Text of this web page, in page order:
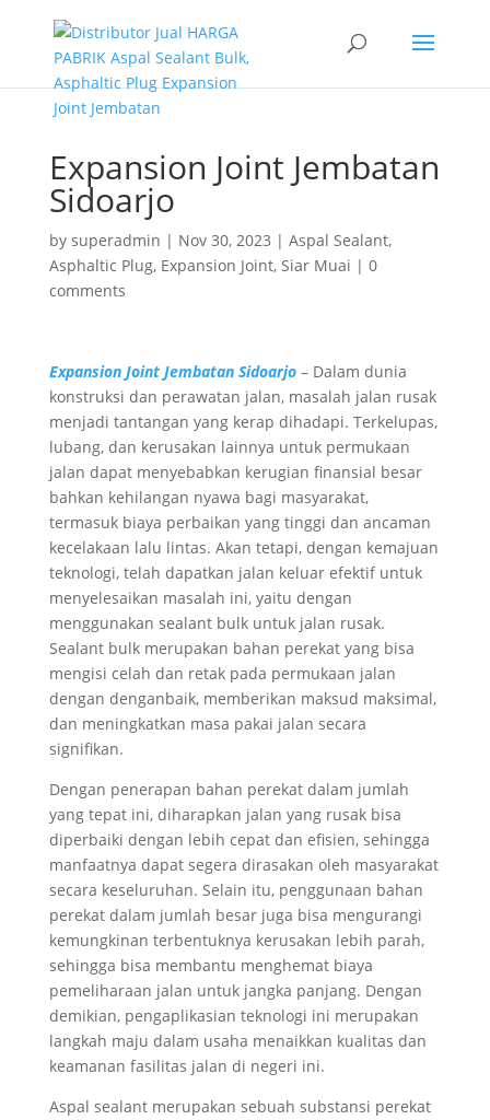
Expansion Joint Jembatan
Sidoarjo
by superadmin | Nov 30, 2023 | Aspal Sealant,
Asphaltic Plug, Expansion Joint, Siar Muai | 0
comments
Expansion Joint Jembatan Sidoarjo– Dalam dunia
konstruksi dan perawatan jalan, masalah jalan rusak
menjadi tantangan yang kerap dihadapi. Terkelupas,
lubang, dan kerusakan lainnya untuk permukaan
jalan dapat menyebabkan kerugian finansial besar
bahkan kehilangan nyawa bagi masyarakat,
termasuk biaya perbaikan yang tinggi dan ancaman
kecelakaan lalu lintas. Akan tetapi, dengan kemajuan
teknologi, telah dapatkan jalan keluar efektif untuk
menyelesaikan masalah ini, yaitu dengan
menggunakan sealant bulk untuk jalan rusak.
Sealant bulk merupakan bahan perekat yang bisa
mengisi celah dan retak pada permukaan jalan
dengan denganbaik, memberikan maksud maksimal,
dan meningkatkan masa pakai jalan secara
signifikan.
Dengan penerapan bahan perekat dalam jumlah
yang tepat ini, diharapkan jalan yang rusak bisa
diperbaiki dengan lebih cepat dan efisien, sehingga
manfaatnya dapat segera dirasakan oleh masyarakat
secara keseluruhan. Selain itu, penggunaan bahan
perekat dalam jumlah besar juga bisa mengurangi
kemungkinan terbentuknya kerusakan lebih parah,
sehingga bisa membantu menghemat biaya
pemeliharaan jalan untuk jangka panjang. Dengan
demikian, pengaplikasian teknologi ini merupakan
langkah maju dalam usaha menaikkan kualitas dan
keamanan fasilitas jalan di negeri ini.
Aspal sealant merupakan sebuah substansi perekat